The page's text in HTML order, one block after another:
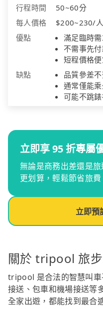
行程時間
50~60分
每人價格
$200~230/人
優點
滿足臨時
不需事先
短程價格
缺點
品質參差
通常僅能
可能不跳
立即享 95 折專屬
無論是商務出差還是
更划算，輕鬆節省旅費
立即預
關於 tripool 旅步
tripool 是合法的智慧叫
接送、包車和機場接送等
全家出遊，都能找到最合